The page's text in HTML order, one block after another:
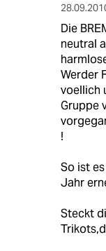
Die
neutral
Werder
voellich
Gruppe
!
So ist
Jahr
Steckt